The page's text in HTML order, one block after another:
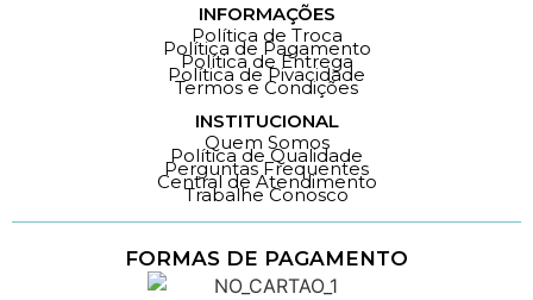
INFORMAÇÕES
Política de Troca
Política de Pagamento
Política de Entrega
Política de Pivacidade
Termos e Condições
INSTITUCIONAL
Quem Somos
Política de Qualidade
Perguntas Frequentes
Central de Atendimento
Trabalhe Conosco
FORMAS DE PAGAMENTO